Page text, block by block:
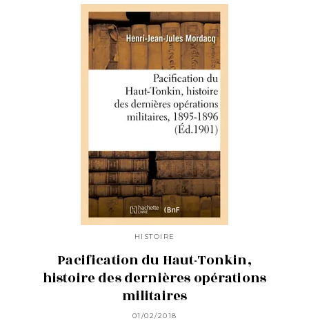
HISTOIRE
Pacification du Haut-Tonkin,
histoire des dernières opérations
militaires
01/02/2018